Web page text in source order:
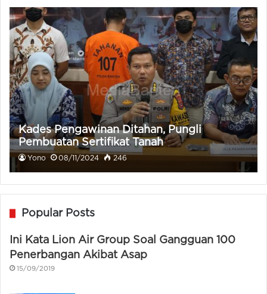
Kades Pengawinan Ditahan, Pungli
Pembuatan Sertifikat Tanah
Yono 08/11/2024 246
Popular Posts
Ini Kata Lion Air Group Soal Gangguan 100
Penerbangan Akibat Asap
15/09/2019